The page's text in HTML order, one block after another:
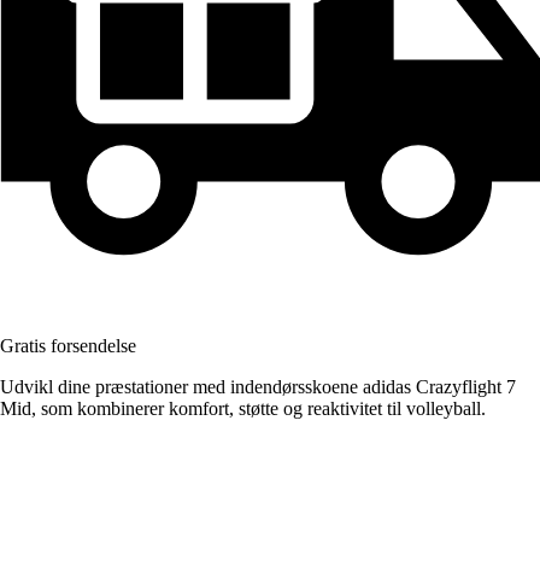
Gratis forsendelse
Udvikl dine præstationer med indendørsskoene adidas Crazyflight 7
Mid, som kombinerer komfort, støtte og reaktivitet til volleyball.